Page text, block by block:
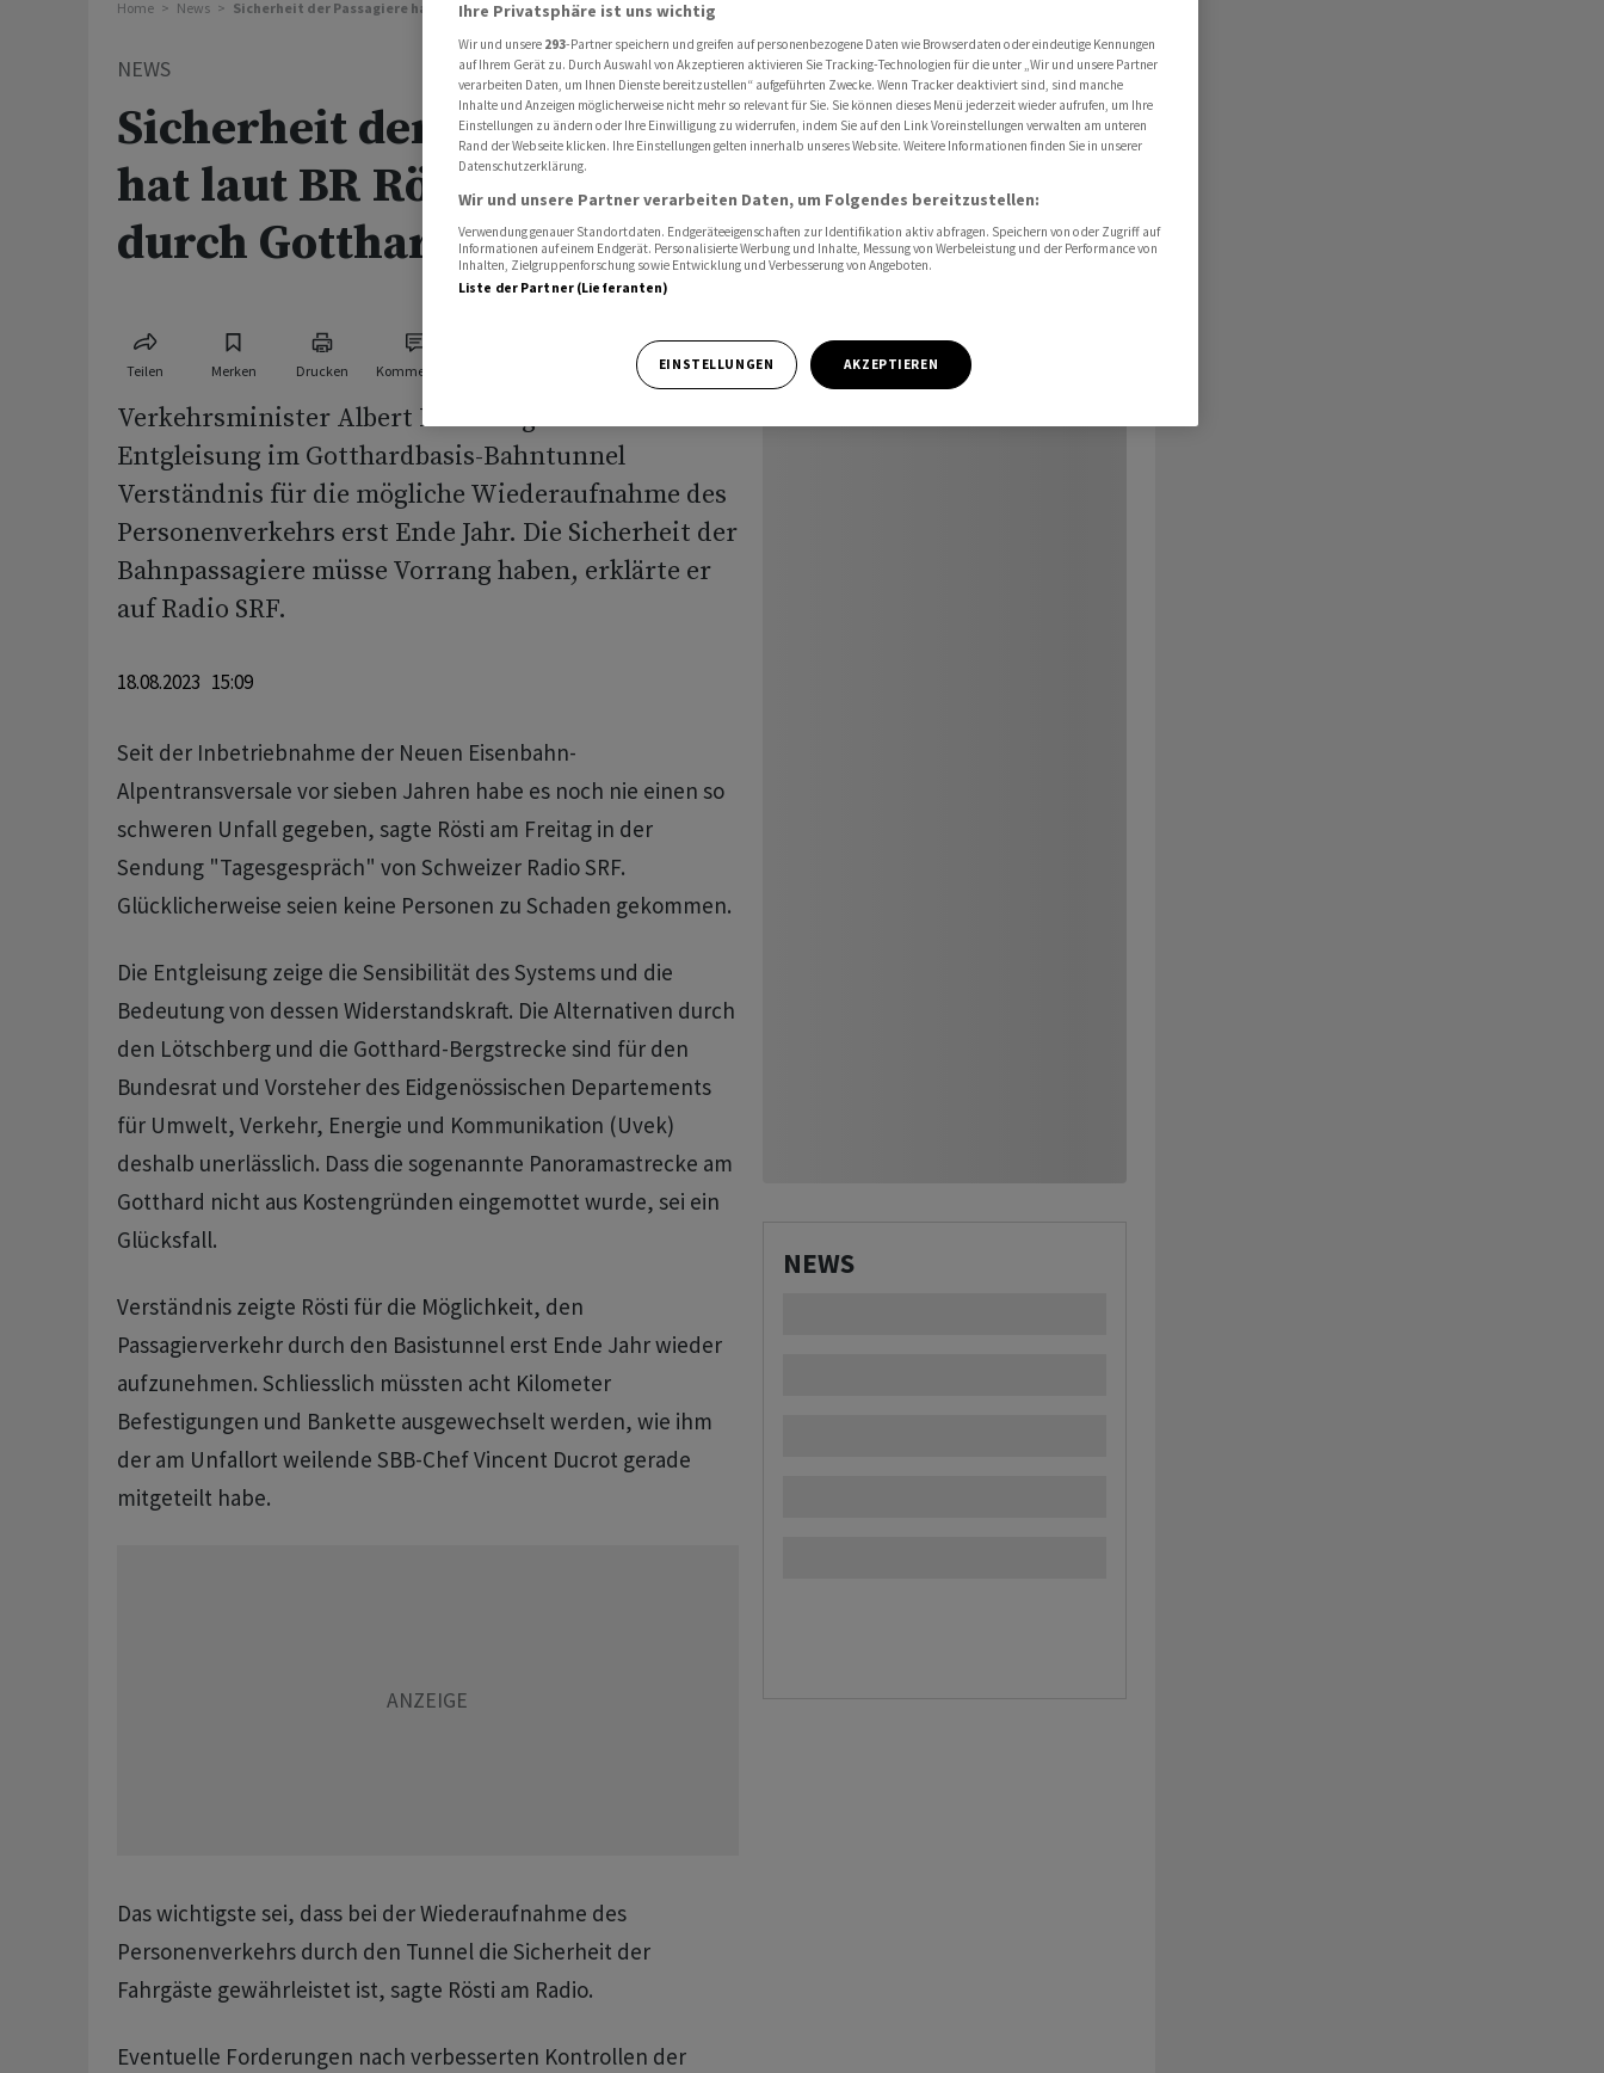
Home News Sicherheit der Passagiere hat laut BR Rösti bei Fahrt durch Gotthard Vorrang
NEWS
Sicherheit der Passagiere
hat laut BR Rösti bei Fahrt
durch Gotthard Vorrang
Teilen Merken Drucken Kommentare
Verkehrsminister Albert Rösti zeigt nach der
Entgleisung im Gotthardbasis-Bahntunnel
Verständnis für die mögliche Wiederaufnahme des
Personenverkehrs erst Ende Jahr. Die Sicherheit der
Bahnpassagiere müsse Vorrang haben, erklärte er
auf Radio SRF.
18.08.2023 15:09
Seit der Inbetriebnahme der Neuen Eisenbahn-
Alpentransversale vor sieben Jahren habe es noch nie einen so
schweren Unfall gegeben, sagte Rösti am Freitag in der
Sendung "Tagesgespräch" von Schweizer Radio SRF.
Glücklicherweise seien keine Personen zu Schaden gekommen.
Die Entgleisung zeige die Sensibilität des Systems und die
Bedeutung von dessen Widerstandskraft. Die Alternativen durch
den Lötschberg und die Gotthard-Bergstrecke sind für den
Bundesrat und Vorsteher des Eidgenössischen Departements
für Umwelt, Verkehr, Energie und Kommunikation (Uvek)
deshalb unerlässlich. Dass die sogenannte Panoramastrecke am
Gotthard nicht aus Kostengründen eingemottet wurde, sei ein
Glücksfall.
Verständnis zeigte Rösti für die Möglichkeit, den
Passagierverkehr durch den Basistunnel erst Ende Jahr wieder
aufzunehmen. Schliesslich müssten acht Kilometer
Befestigungen und Bankette ausgewechselt werden, wie ihm
der am Unfallort weilende SBB-Chef Vincent Ducrot gerade
mitgeteilt habe.
Das wichtigste sei, dass bei der Wiederaufnahme des
Personenverkehrs durch den Tunnel die Sicherheit der
Fahrgäste gewährleistet ist, sagte Rösti am Radio.
Eventuelle Forderungen nach verbesserten Kontrollen der
NEWS
Ihre Privatsphäre ist uns wichtig
Wir und unsere 293-Partner speichern und greifen auf personenbezogene Daten wie Browserdaten oder eindeutige Kennungen
auf Ihrem Gerät zu. Durch Auswahl von Akzeptieren aktivieren Sie Tracking-Technologien für die unter „Wir und unsere Partner
verarbeiten Daten, um Ihnen Dienste bereitzustellen“ aufgeführten Zwecke. Wenn Tracker deaktiviert sind, sind manche
Inhalte und Anzeigen möglicherweise nicht mehr so relevant für Sie. Sie können dieses Menü jederzeit wieder aufrufen, um Ihre
Einstellungen zu ändern oder Ihre Einwilligung zu widerrufen, indem Sie auf den Link Voreinstellungen verwalten am unteren
Rand der Webseite klicken. Ihre Einstellungen gelten innerhalb unseres Website. Weitere Informationen finden Sie in unserer
Datenschutzerklärung.
Wir und unsere Partner verarbeiten Daten, um Folgendes bereitzustellen:
Verwendung genauer Standortdaten. Endgeräteeigenschaften zur Identifikation aktiv abfragen. Speichern von oder Zugriff auf
Informationen auf einem Endgerät. Personalisierte Werbung und Inhalte, Messung von Werbeleistung und der Performance von
Inhalten, Zielgruppenforschung sowie Entwicklung und Verbesserung von Angeboten.
Liste der Partner (Lieferanten)
EINSTELLUNGEN AKZEPTIEREN